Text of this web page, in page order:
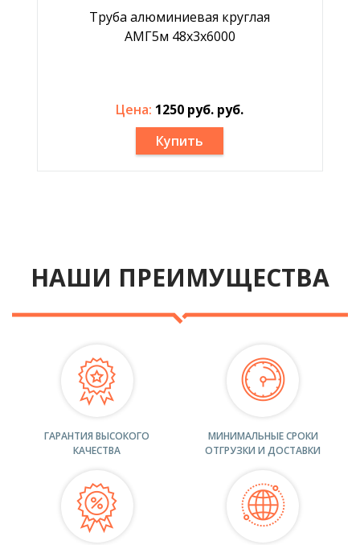
Труба алюминиевая круглая
АМГ5м 48х3х6000
Цена: 1250 руб. руб.
Купить
НАШИ ПРЕИМУЩЕСТВА
ГАРАНТИЯ ВЫСОКОГО
КАЧЕСТВА
МИНИМАЛЬНЫЕ СРОКИ
ОТГРУЗКИ И ДОСТАВКИ